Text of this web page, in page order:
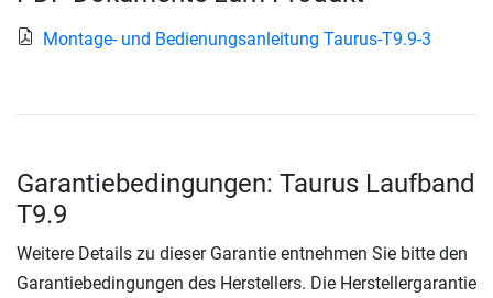
Montage- und Bedienungsanleitung Taurus-T9.9-3
Garantiebedingungen: Taurus Laufband
T9.9
Weitere Details zu dieser Garantie entnehmen Sie bitte den
Garantiebedingungen des Herstellers. Die Herstellergarantie